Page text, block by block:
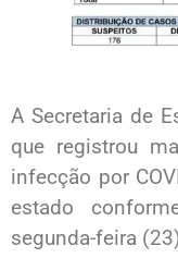
A Secretaria de
que registrou
infecção por
estado
segunda-feira